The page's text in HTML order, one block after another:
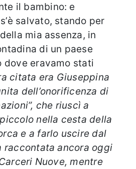
il bambino: e
salvato, stando per
mia assenza, in
di un paese
dove eravamo stati
citata era Giuseppina
dell’onorificenza di
che riuscì a
nella cesta della
e a farlo uscire dal
raccontata ancora oggi
Nuove, mentre